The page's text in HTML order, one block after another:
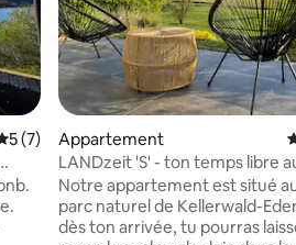
: 4,96 sur 5moyenne sur la base de 7
5 (7)
Appartement
LANDzeit 'S' - ton temps libre
de la forêt de Kellerwald
Notre appartement est situé
parc naturel de Kellerwald-
dès ton arrivée, tu pourras